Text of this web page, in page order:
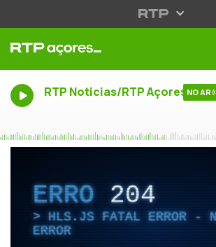
RTP Noticias/RTP Açores NO AR
ERRO204
HLS.JS FATAL ERROR -
ERROR